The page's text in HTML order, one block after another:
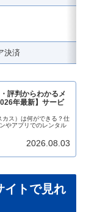
決済
評判からわかるメ
年最新】サービ
カス）は何ができる？仕
やアプリでのレンタル
2026.08.03
イトで見れ